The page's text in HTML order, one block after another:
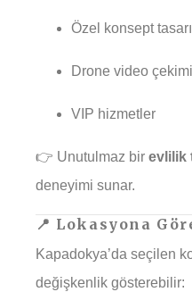
Özel konsept
Drone video çekimi
VIP hizmetler
👉 Unutulmaz bir evlilik
deneyimi sunar.
📍 Lokasyona
Kapadokya’da seçilen
değişkenlik gösterebilir: